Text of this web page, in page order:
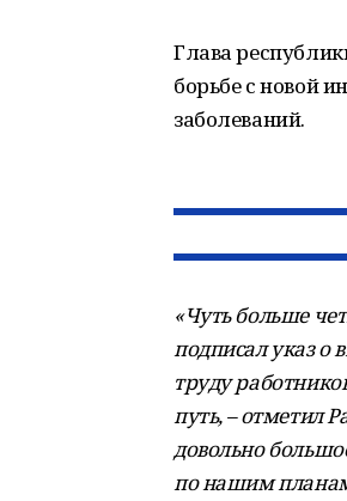
Глава
борьбе с новой
заболеваний.
«Чуть больше
подписал указ о
труду
путь, – отметил
довольно
по нашим